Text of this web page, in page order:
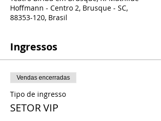
Hoffmann - Centro 2, Brusque - SC,
88353-120, Brasil
Ingressos
Vendas encerradas
Tipo de ingresso
SETOR VIP